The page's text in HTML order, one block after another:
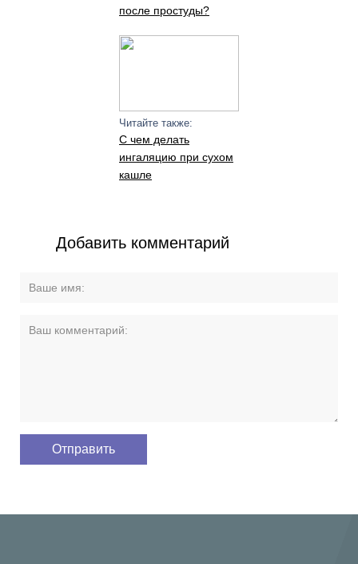
после простуды?
Читайте также:
С чем делать
ингаляцию при сухом
кашле
Добавить комментарий